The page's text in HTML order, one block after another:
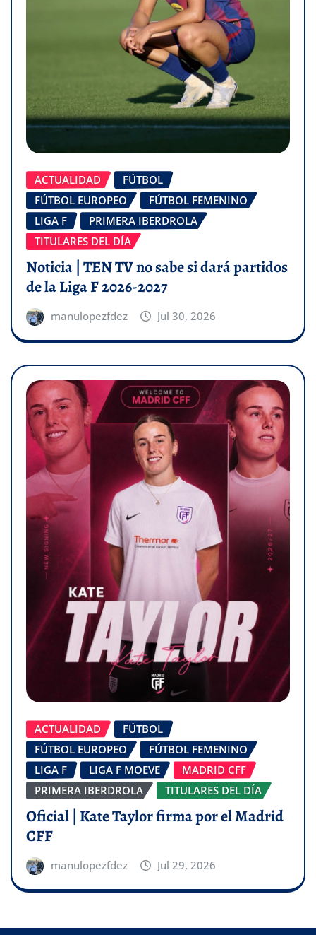
ACTUALIDAD
FÚTBOL
FÚTBOL EUROPEO
FÚTBOL FEMENINO
LIGA F
PRIMERA IBERDROLA
TITULARES DEL DÍA
Noticia | TEN TV no sabe si dará partidos
de la Liga F 2026-2027
manulopezfdez Jul 30, 2026
ACTUALIDAD
FÚTBOL
FÚTBOL EUROPEO
FÚTBOL FEMENINO
LIGA F
LIGA F MOEVE
MADRID CFF
PRIMERA IBERDROLA
TITULARES DEL DÍA
Oficial | Kate Taylor firma por el Madrid
CFF
manulopezfdez Jul 29, 2026